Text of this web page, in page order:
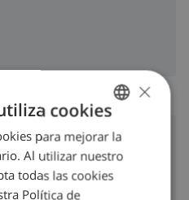
SPANISH
DUTCH
FRENCH
×
cookies
para mejorar la
Al utilizar nuestro
todas las cookies
Política de